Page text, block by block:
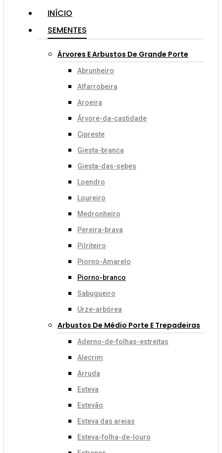
INÍCIO
SEMENTES
Árvores E Arbustos De Grande Porte
Abrunheiro
Alfarrobeira
Aroeira
Árvore-da-castidade
Cipreste
Giesta-branca
Giesta-das-sebes
Loendro
Loureiro
Medronheiro
Pereira-brava
Pilriteiro
Piorno-Amarelo
Piorno-branco
Sabugueiro
Urze-arbórea
Arbustos De Médio Porte E Trepadeiras
Aderno-de-folhas-estreitas
Alecrim
Arruda
Esteva
Estevão
Esteva das areias
Esteva-folha-de-louro